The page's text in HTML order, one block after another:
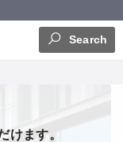
Search
けます。